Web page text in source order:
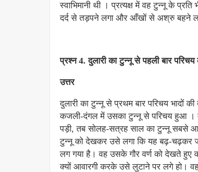
स्वाभिमानी थी । प्रत्यक्ष में वह टुन्नू के
दर्द से तड़पने लगा और आँखों से अश्रु बहने
प्रश्न 4.दुलारी का टुन्नू से पहली बार
उत्तर
दुलारी का टुन्नू से प्रथम बार परिचय भादों
कजली-दंगल में उसका टुन्नू से परिचय हुआ ।
पड़ी, तब सोलह-सत्रह साल का टुन्नू सबसे
टुन्नू को देखकर उसे लगा कि यह बढ़-चढ़कर
लग गया है। वह उसके गौर वर्ण को देखते हुए
क्यों आवारगी करके उसे लुटाने पर लगे हो।